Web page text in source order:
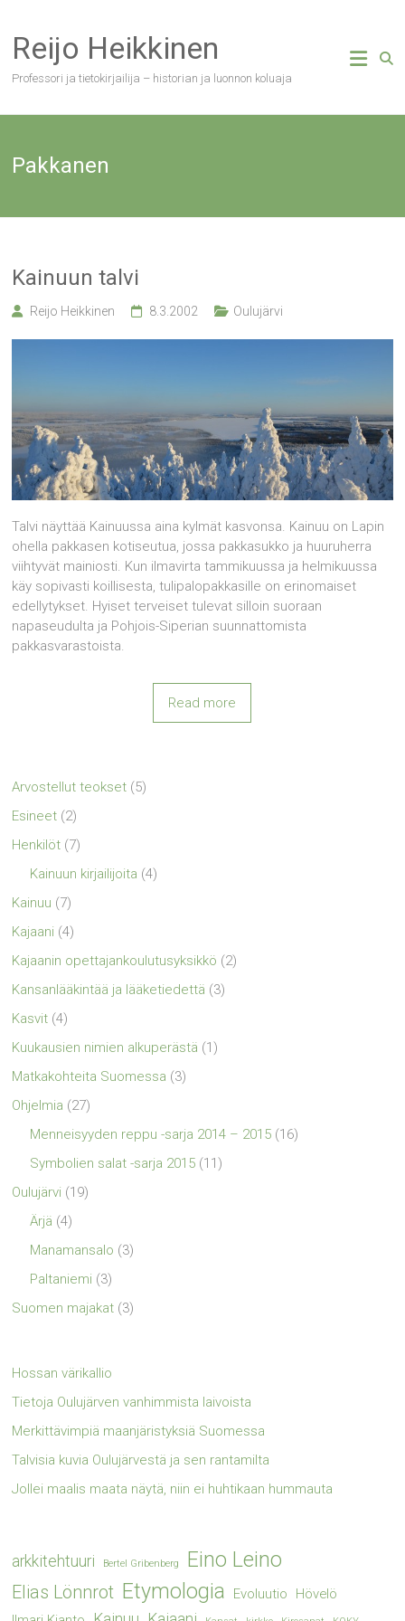
content
Reijo Heikkinen
Professori ja tietokirjailija – historian ja luonnon koluaja
Pakkanen
Kainuun talvi
Reijo Heikkinen 8.3.2002 Oulujärvi
Talvi näyttää Kainuussa aina kylmät kasvonsa. Kainuu on Lapin
ohella pakkasen kotiseutua, jossa pakkasukko ja huuruherra
viihtyvät mainiosti. Kun ilmavirta tammikuussa ja helmikuussa
käy sopivasti koillisesta, tulipalopakkasille on erinomaiset
edellytykset. Hyiset terveiset tulevat silloin suoraan
napaseudulta ja Pohjois-Siperian suunnattomista
pakkasvarastoista.
Read more
Arvostellut teokset (5)
Esineet (2)
Henkilöt (7)
Kainuun kirjailijoita (4)
Kainuu (7)
Kajaani (4)
Kajaanin opettajankoulutusyksikkö (2)
Kansanlääkintää ja lääketiedettä (3)
Kasvit (4)
Kuukausien nimien alkuperästä (1)
Matkakohteita Suomessa (3)
Ohjelmia (27)
Menneisyyden reppu -sarja 2014 – 2015 (16)
Symbolien salat -sarja 2015 (11)
Oulujärvi (19)
Ärjä (4)
Manamansalo (3)
Paltaniemi (3)
Suomen majakat (3)
Hossan värikallio
Tietoja Oulujärven vanhimmista laivoista
Merkittävimpiä maanjäristyksiä Suomessa
Talvisia kuvia Oulujärvestä ja sen rantamilta
Jollei maalis maata näytä, niin ei huhtikaan hummauta
arkkitehtuuri Bertel Gribenberg Eino Leino
Elias Lönnrot Etymologia Evoluutio
Hövelö